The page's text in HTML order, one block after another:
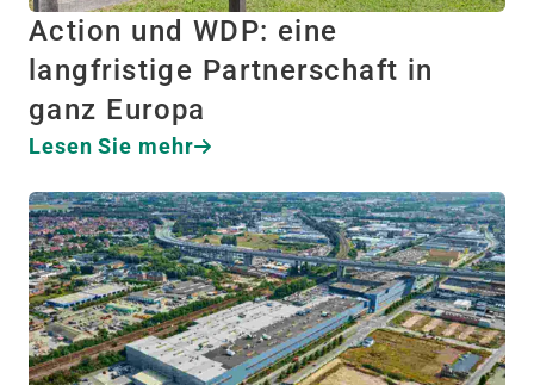
Action und WDP: eine
langfristige Partnerschaft in
ganz Europa
Lesen Sie mehr